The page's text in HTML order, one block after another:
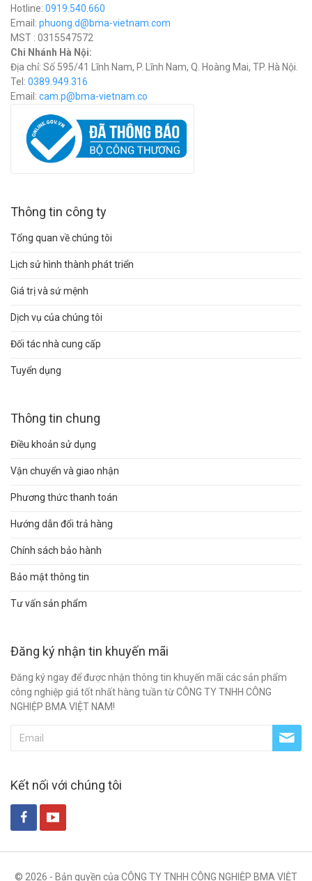
Hotline: 0919.540.660
Email: phuong.d@bma-vietnam.com
MST : 0315547572
Chi Nhánh Hà Nội:
Địa chỉ: Số 595/41 Lĩnh Nam, P. Lĩnh Nam, Q. Hoàng Mai, TP. Hà Nội.
Tel: 0389.949.316
Email: cam.p@bma-vietnam.co
Thông tin công ty
Tổng quan về chúng tôi
Lịch sử hình thành phát triển
Giá trị và sứ mệnh
Dịch vụ của chúng tôi
Đối tác nhà cung cấp
Tuyển dụng
Thông tin chung
Điều khoản sử dụng
Vận chuyển và giao nhận
Phương thức thanh toán
Hướng dẫn đổi trả hàng
Chính sách bảo hành
Bảo mật thông tin
Tư vấn sản phẩm
Đăng ký nhận tin khuyến mãi
Đăng ký ngay để được nhận thông tin khuyến mãi các sản phẩm
công nghiệp giá tốt nhất hàng tuần từ CÔNG TY TNHH CÔNG
NGHIỆP BMA VIỆT NAM!
Kết nối với chúng tôi
© 2026 - Bản quyền của CÔNG TY TNHH CÔNG NGHIỆP BMA VIỆT